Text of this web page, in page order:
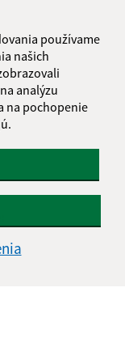
používame
našich
analýzu
na pochopenie